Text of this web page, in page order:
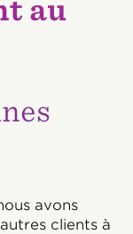
au
avons
clients à